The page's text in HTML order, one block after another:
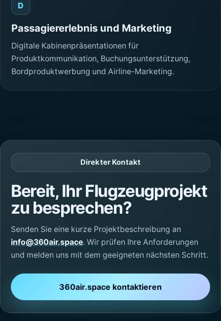
D
Passagiererlebnis und Marketing
Digitale Kabinenpräsentationen für
Produktkommunikation, Buchungsunterstützung,
Bordproduktwerbung und Airline-Marketing.
Direkter Kontakt
Bereit, Ihr Flugzeugprojekt
zu besprechen?
Senden Sie eine kurze Projektbeschreibung an
info@360air.space. Wir prüfen Ihre Anforderungen
und melden uns mit dem geeigneten nächsten Schritt.
360air.space kontaktieren